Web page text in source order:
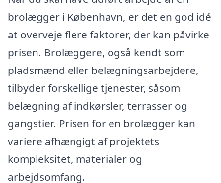
brolægger i København, er det en god idé
at overveje flere faktorer, der kan påvirke
prisen. Brolæggere, også kendt som
pladsmænd eller belægningsarbejdere,
tilbyder forskellige tjenester, såsom
belægning af indkørsler, terrasser og
gangstier. Prisen for en brolægger kan
variere afhængigt af projektets
kompleksitet, materialer og
arbejdsomfang.